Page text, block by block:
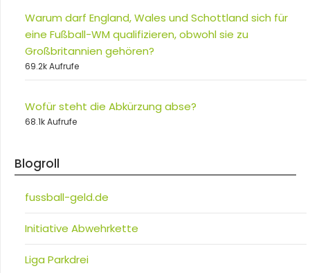
Warum darf England, Wales und Schottland sich für
eine Fußball-WM qualifizieren, obwohl sie zu
Großbritannien gehören?
69.2k Aufrufe
Wofür steht die Abkürzung abse?
68.1k Aufrufe
Blogroll
fussball-geld.de
Initiative Abwehrkette
Liga Parkdrei